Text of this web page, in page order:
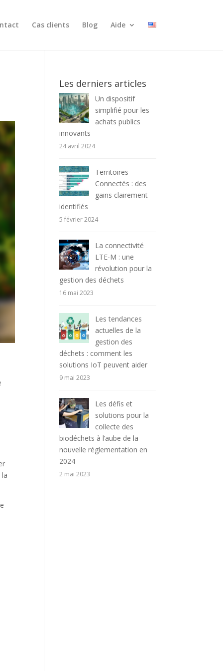
Cas clients Blog Aide
Les derniers articles
Un dispositif
simplifié pour les
achats publics
innovants
24 avril 2024
Territoires
Connectés : des
gains clairement
identifiés
5 février 2024
La connectivité
LTE-M : une
révolution pour la
gestion des déchets
16 mai 2023
Les tendances
actuelles de la
gestion des
déchets : comment les
solutions IoT peuvent aider
9 mai 2023
Les défis et
solutions pour la
collecte des
biodéchets à l’aube de la
nouvelle réglementation en
2024
2 mai 2023